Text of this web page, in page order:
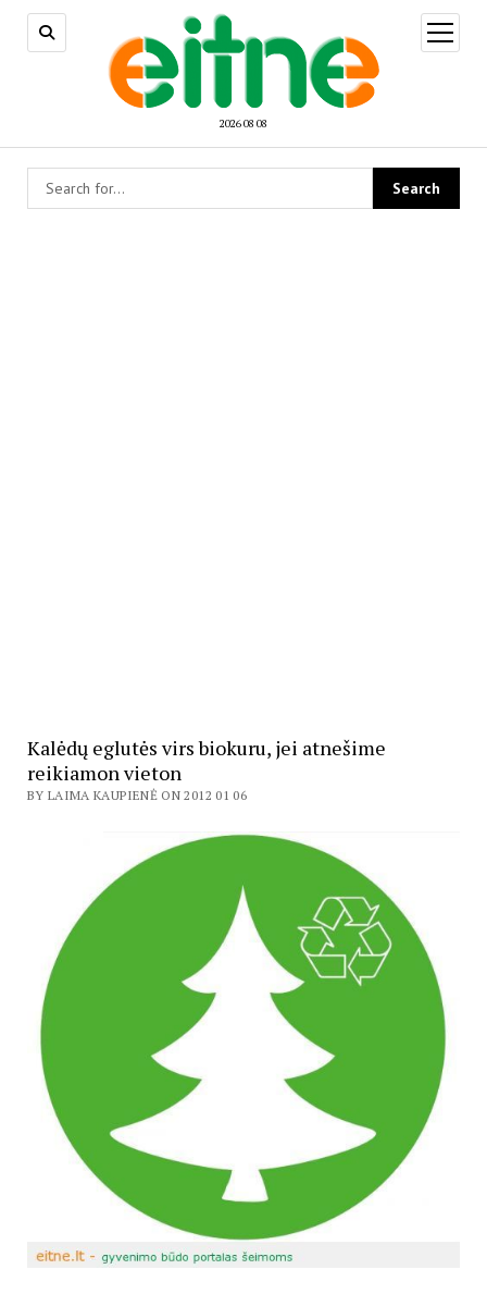
2026 08 08
open
menu
Kalėdų eglutės virs biokuru, jei atnešime
reikiamon vieton
BY LAIMA KAUPIENĖ ON 2012 01 06